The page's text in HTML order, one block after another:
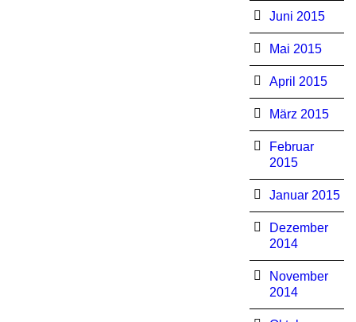
Juni 2015
Mai 2015
April 2015
März 2015
Februar
2015
Januar 2015
Dezember
2014
November
2014